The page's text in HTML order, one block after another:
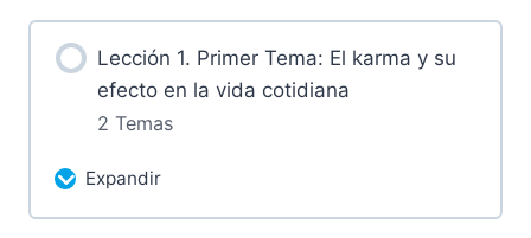
Lección 1. Primer Tema: El karma y su
efecto en la vida cotidiana
2 Temas
Expandir